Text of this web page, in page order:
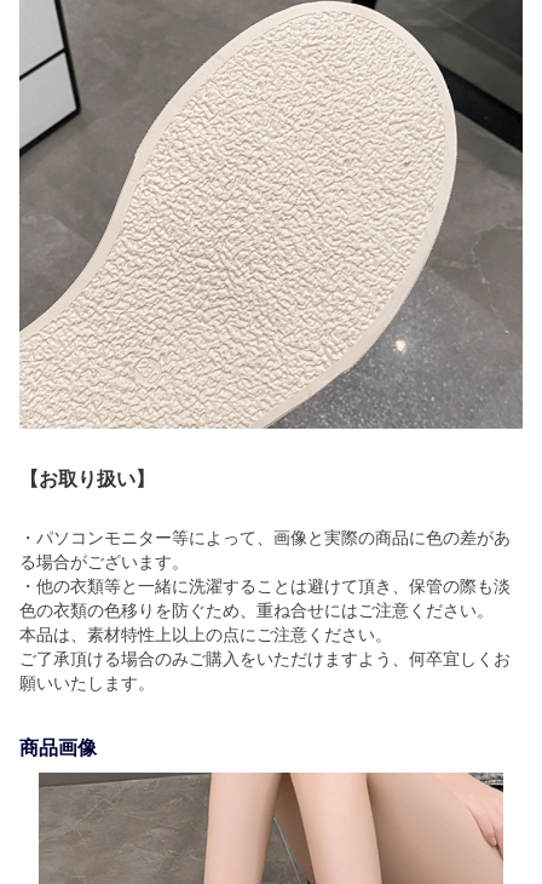
【お取り扱い】
・パソコンモニター等によって、画像と実際の商品に色の差があ
る場合がございます。
・他の衣類等と一緒に洗濯することは避けて頂き、保管の際も淡
色の衣類の色移りを防ぐため、重ね合せにはご注意ください。
本品は、素材特性上以上の点にご注意ください。
ご了承頂ける場合のみご購入をいただけますよう、何卒宜しくお
願いいたします。
商品画像